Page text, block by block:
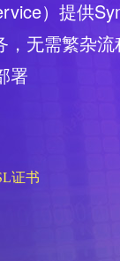
）提供
无需繁杂
署
证书